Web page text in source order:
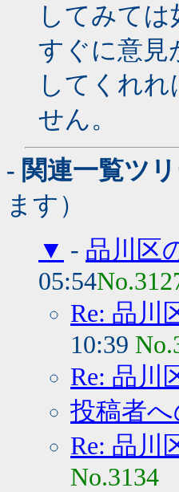
してみて
すぐに意見
してくれ
せん。
- 関連一覧ツ
ます）
▼ - 品川区
05:54
Re: 品川
10:39
Re: 品川
投稿者
Re: 品川
No.3134